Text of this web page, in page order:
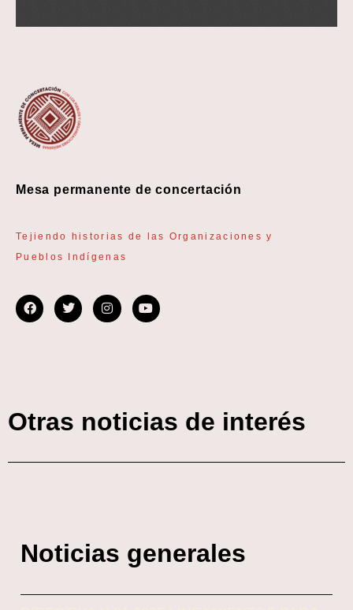
Mesa permanente de concertación
Tejiendo historias de las Organizaciones y
Pueblos Indígenas
Otras noticias de interés
Noticias generales